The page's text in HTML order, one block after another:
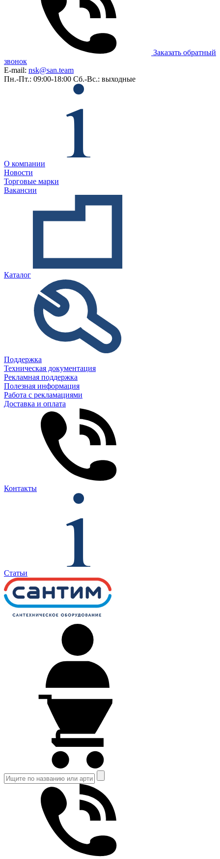
Заказать обратный
звонок
E-mail: nsk@san.team
Пн.-Пт.: 09:00-18:00 Сб.-Вс.: выходные
О компании
Новости
Торговые марки
Вакансии
Каталог
Поддержка
Техническая документация
Рекламная поддержка
Полезная информация
Работа с рекламациями
Доставка и оплата
Контакты
Статьи